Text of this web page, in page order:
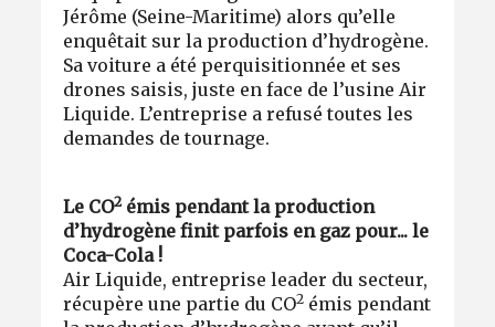
Jérôme (Seine-Maritime) alors qu’elle
enquêtait sur la production d’hydrogène.
Sa voiture a été perquisitionnée et ses
drones saisis, juste en face de l’usine Air
Liquide. L’entreprise a refusé toutes les
demandes de tournage.
Le CO2 émis pendant la production
d’hydrogène finit parfois en gaz pour... le
Coca-Cola !
Air Liquide, entreprise leader du secteur,
récupère une partie du CO2 émis pendant